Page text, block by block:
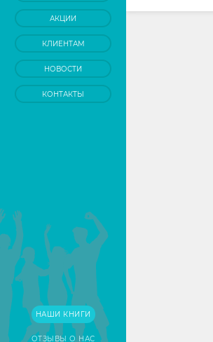
АКЦИИ
КЛИЕНТАМ
НОВОСТИ
КОНТАКТЫ
НАШИ КНИГИ
ОТЗЫВЫ О НАС